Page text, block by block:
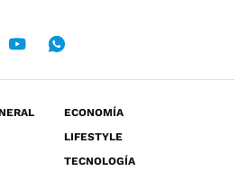
ECONOMÍA
LIFESTYLE
TECNOLOGÍA